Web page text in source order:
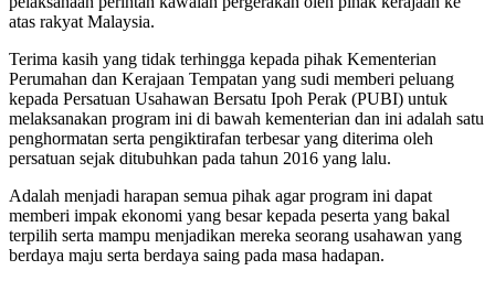
atas rakyat Malaysia.
Terima kasih yang tidak terhingga kepada pihak Kementerian
Perumahan dan Kerajaan Tempatan yang sudi memberi peluang
kepada Persatuan Usahawan Bersatu Ipoh Perak (PUBI) untuk
melaksanakan program ini di bawah kementerian dan ini adalah satu
penghormatan serta pengiktirafan terbesar yang diterima oleh
persatuan sejak ditubuhkan pada tahun 2016 yang lalu.
Adalah menjadi harapan semua pihak agar program ini dapat
memberi impak ekonomi yang besar kepada peserta yang bakal
terpilih serta mampu menjadikan mereka seorang usahawan yang
berdaya maju serta berdaya saing pada masa hadapan.